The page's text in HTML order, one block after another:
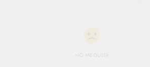
NO ME GUSTA